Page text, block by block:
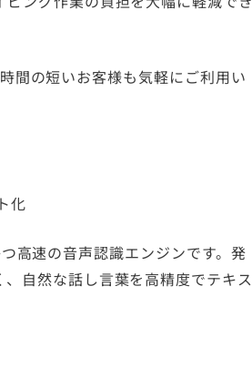
間の短いお客様も気軽にご利用い
化
高速の音声認識エンジンです。発
自然な話し言葉を高精度でテキス